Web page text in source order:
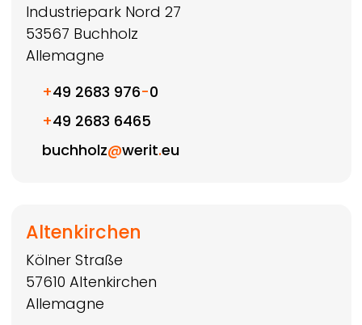
Industriepark Nord 27
53567 Buchholz
Allemagne
+49 2683 976-0
+49 2683 6465
buchholz@werit.eu
Altenkirchen
Kölner Straße
57610 Altenkirchen
Allemagne